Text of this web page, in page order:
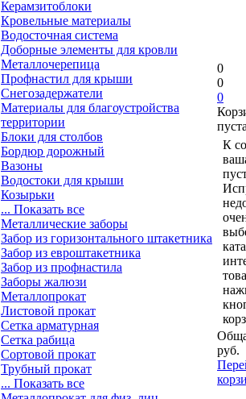
Керамзитоблоки
Кровельные материалы
Водосточная система
Доборные элементы для кровли
Металлочерепица
Профнастил для крыши
Снегозадержатели
Материалы для благоустройства
территории
Блоки для столбов
Бордюр дорожный
Вазоны
Водостоки для крыши
Козырьки
... Показать все
Металлические заборы
Забор из горизонтального штакетника
Забор из евроштакетника
Забор из профнастила
Заборы жалюзи
Металлопрокат
Листовой прокат
Сетка арматурная
Сетка рабица
Сортовой прокат
Трубный прокат
... Показать все
0
0
0
К
руб.